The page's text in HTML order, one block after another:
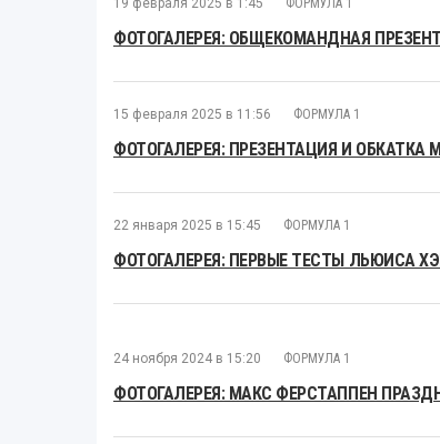
ФОТОГАЛЕРЕЯ: ОБЩЕКОМАНДНАЯ
15 февраля 2025 в 11:56 ФОРМУЛА 1
ФОТОГАЛЕРЕЯ: ПРЕЗЕНТАЦИЯ И ОБКАТКА
22 января 2025 в 15:45 ФОРМУЛА 1
ФОТОГАЛЕРЕЯ: ПЕРВЫЕ ТЕСТЫ ЛЬЮИСА
24 ноября 2024 в 15:20 ФОРМУЛА 1
ФОТОГАЛЕРЕЯ: МАКС ФЕРСТАППЕН